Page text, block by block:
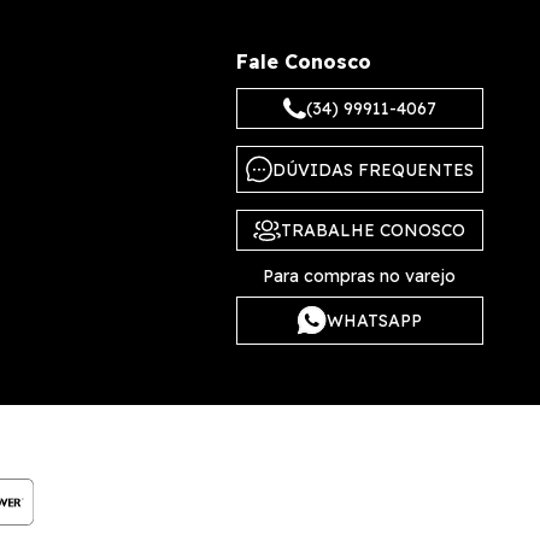
Fale Conosco
(34) 99911-4067
DÚVIDAS FREQUENTES
TRABALHE CONOSCO
Para compras no varejo
WHATSAPP